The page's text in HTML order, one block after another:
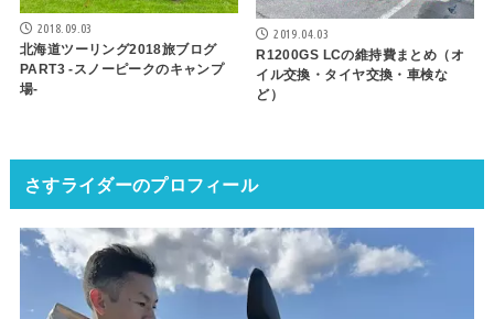
2018.09.03
北海道ツーリング2018旅ブログ
PART3 -スノーピークのキャンプ
場-
2019.04.03
R1200GS LCの維持費まとめ（オ
イル交換・タイヤ交換・車検な
ど）
さすライダーのプロフィール